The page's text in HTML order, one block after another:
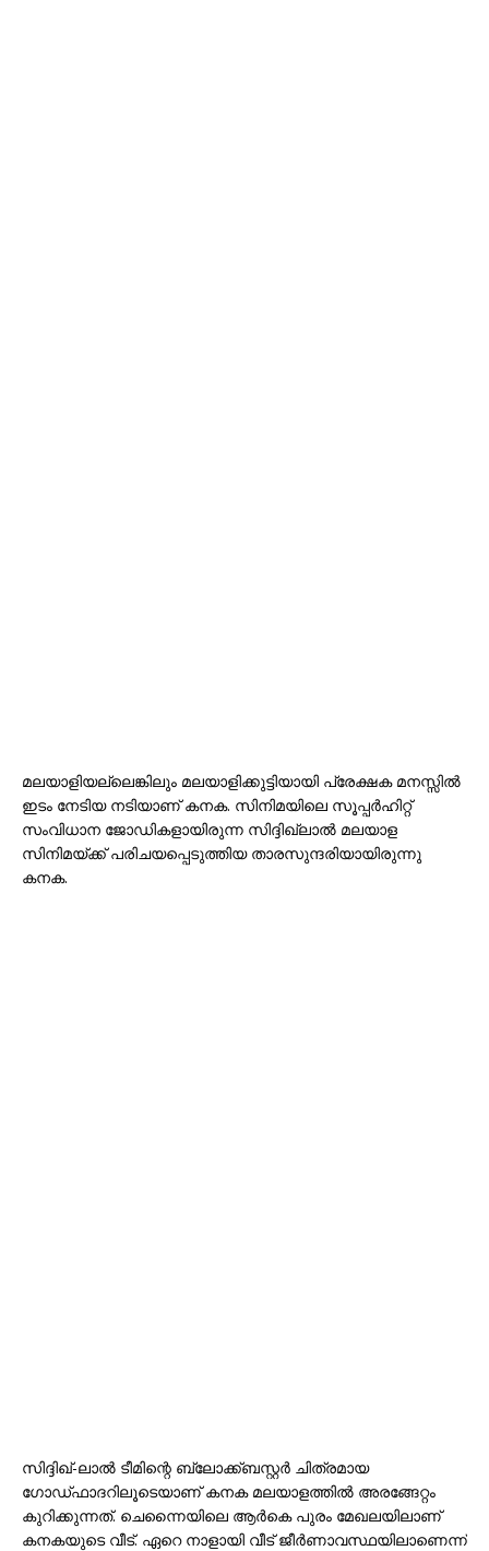
മലയാളിയല്ലെങ്കിലും മലയാളിക്കുട്ടിയായി പ്രേക്ഷക മനസ്സിൽ
ഇടം നേടിയ നടിയാണ് കനക. സിനിമയിലെ സൂപ്പർഹിറ്റ്
സംവിധാന ജോഡികളായിരുന്ന സിദ്ദിഖ്‌ലാൽ മലയാള
സിനിമയ്ക്ക് പരിചയപ്പെടുത്തിയ താരസുന്ദരിയായിരുന്നു
കനക.
സിദ്ദിഖ്-ലാൽ ടീമിന്റെ ബ്ലോക്ക്ബസ്റ്റർ ചിത്രമായ
ഗോഡ്ഫാദറിലൂടെയാണ് കനക മലയാളത്തിൽ അരങ്ങേറ്റം
കുറിക്കുന്നത്. ചെന്നൈയിലെ ആർകെ പുരം മേഖലയിലാണ്
കനകയുടെ വീട്. ഏറെ നാളായി വീട് ജീർണാവസ്ഥയിലാണെന്ന്